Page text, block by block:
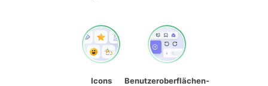
Icons
Benutzeroberflächen-